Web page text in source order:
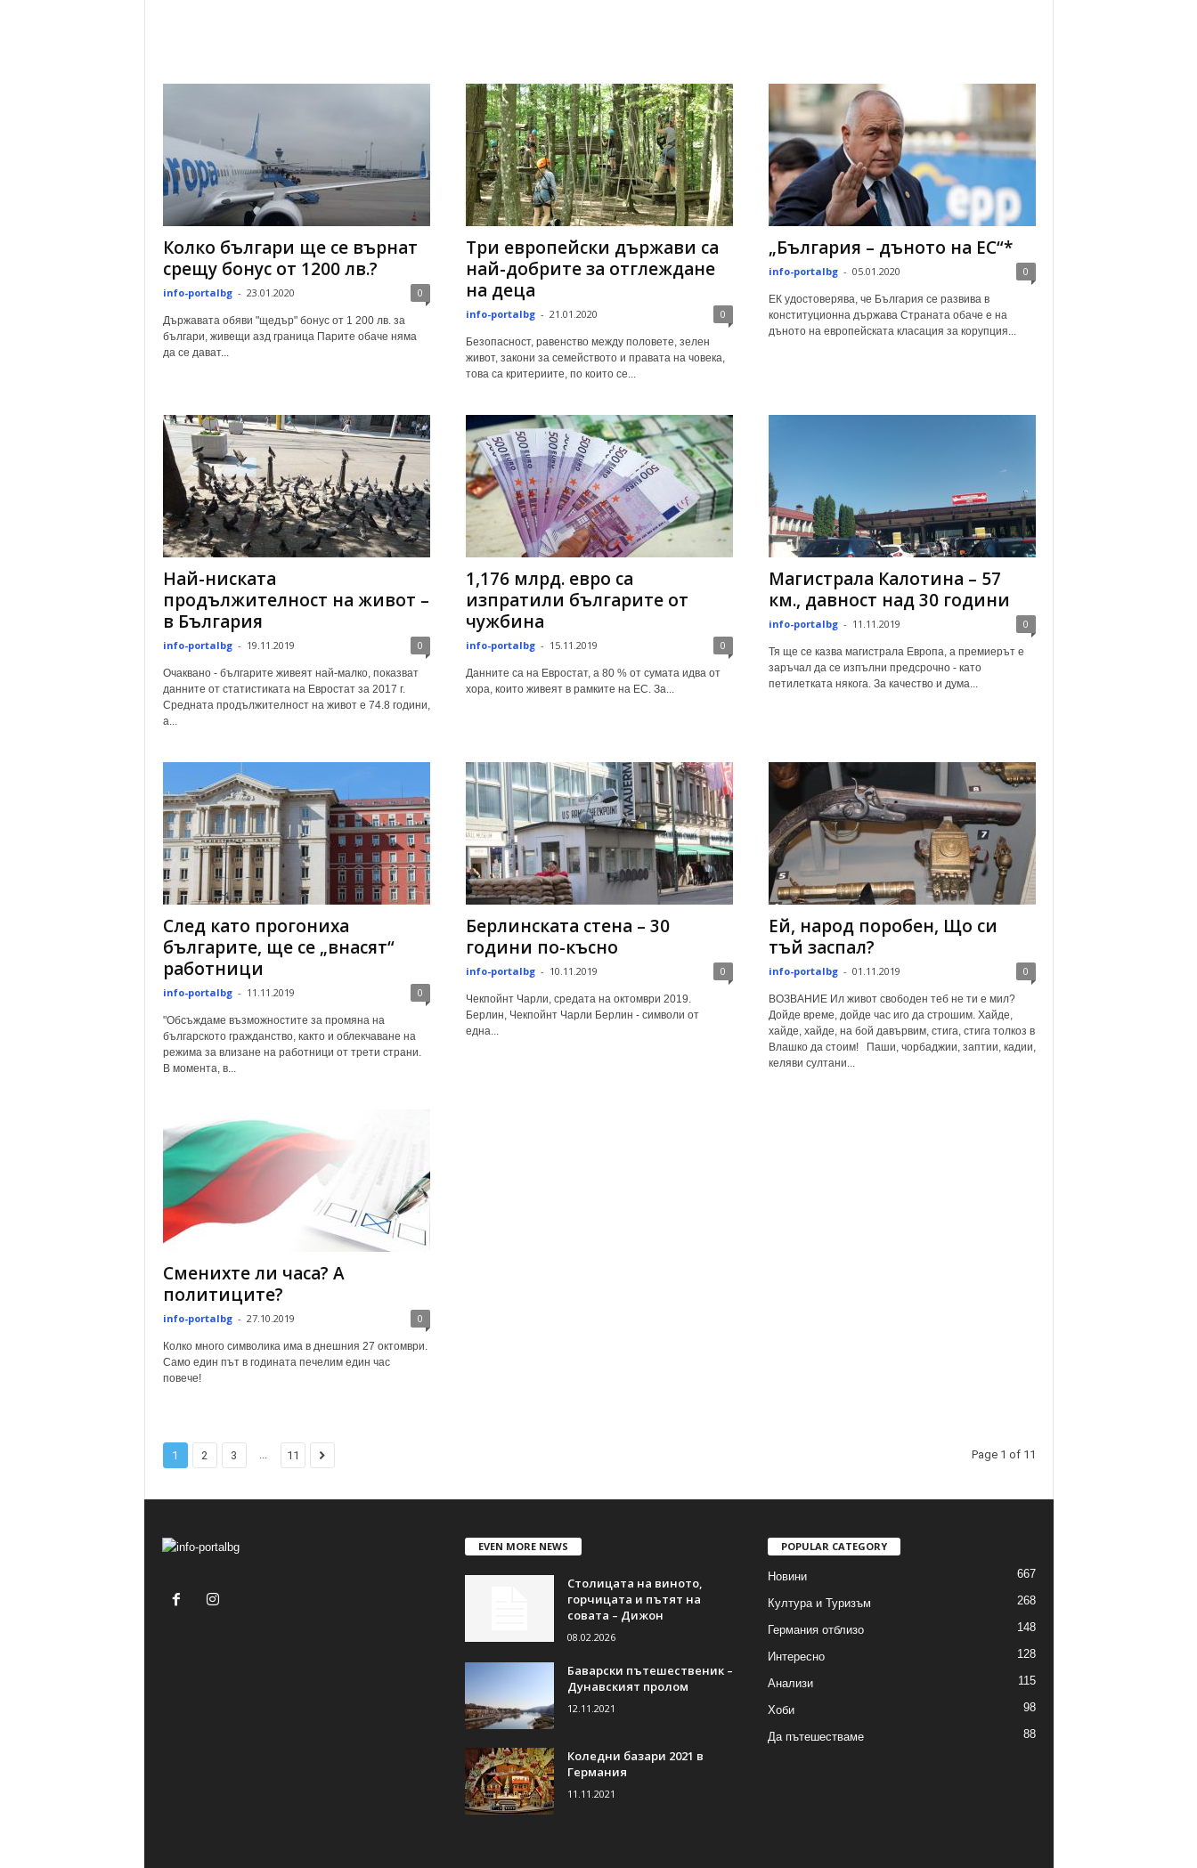
Колко българи ще се върнат
срещу бонус от 1200 лв.?
info-portalbg - 23.01.2020 0
Държавата обяви "щедър" бонус от 1 200 лв. за
българи, живещи азд граница Парите обаче няма
да се дават...
Три европейски държави са
най-добрите за отглеждане
на деца
info-portalbg - 21.01.2020 0
Безопасност, равенство между половете, зелен
живот, закони за семейството и правата на човека,
това са критериите, по които се...
„България – дъното на ЕС“*
info-portalbg - 05.01.2020 0
ЕК удостоверява, че България се развива в
конституционна държава Страната обаче е на
дъното на европейската класация за корупция...
Най-ниската
продължителност на живот –
в България
info-portalbg - 19.11.2019 0
Очаквано - българите живеят най-малко, показват
данните от статистиката на Евростат за 2017 г.
Средната продължителност на живот е 74.8 години,
а...
1,176 млрд. евро са
изпратили българите от
чужбина
info-portalbg - 15.11.2019 0
Данните са на Евростат, а 80 % от сумата идва от
хора, които живеят в рамките на ЕС. За...
Магистрала Калотина – 57
км., давност над 30 години
info-portalbg - 11.11.2019 0
Тя ще се казва магистрала Европа, а премиерът е
заръчал да се изпълни предсрочно - като
петилетката някога. За качество и дума...
След като прогониха
българите, ще се „внасят“
работници
info-portalbg - 11.11.2019 0
"Обсъждаме възможностите за промяна на
българското гражданство, както и облекчаване на
режима за влизане на работници от трети страни.
В момента, в...
Берлинската стена – 30
години по-късно
info-portalbg - 10.11.2019 0
Чекпойнт Чарли, средата на октомври 2019.
Берлин, Чекпойнт Чарли Берлин - символи от
една...
Ей, народ поробен, Що си
тъй заспал?
info-portalbg - 01.11.2019 0
ВОЗВАНИЕ Ил живот свободен теб не ти е мил?
Дойде време, дойде час иго да строшим. Хайде,
хайде, хайде, на бой давървим, стига, стига толкоз в
Влашко да стоим! Паши, чорбаджии, заптии, кадии,
келяви султани...
Сменихте ли часа? А
политиците?
info-portalbg - 27.10.2019 0
Колко много символика има в днешния 27 октомври.
Само един път в годината печелим един час
повече!
1 2 3 ... 11 Page 1 of 11
EVEN MORE NEWS
Столицата на виното,
горчицата и пътят на
совата – Дижон
08.02.2026
Баварски пътешественик –
Дунавският пролом
12.11.2021
Коледни базари 2021 в
Германия
11.11.2021
POPULAR CATEGORY
Новини 667
Култура и Туризъм 268
Германия отблизо 148
Интересно 128
Анализи 115
Хоби 98
Да пътешестваме 88